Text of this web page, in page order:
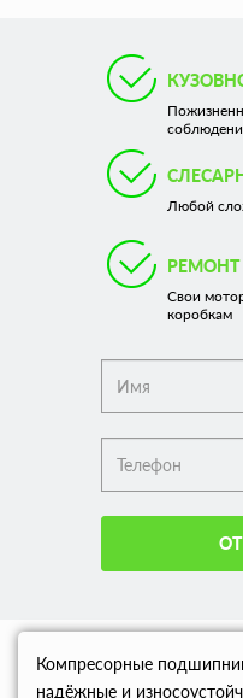
Любой
РЕМОНТ
Свои
коробкам
Компресорные
надёжные и